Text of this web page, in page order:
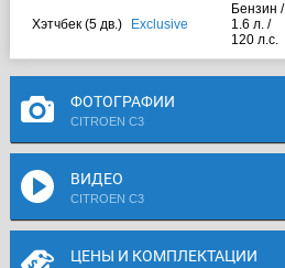
Хэтчбек (5 дв.) Exclusive
Бензин /
1.6 л. /
120 л.с.
ФОТОГРАФИИ
CITROEN C3
ВИДЕО
CITROEN C3
ЦЕНЫ И КОМПЛЕКТАЦИИ